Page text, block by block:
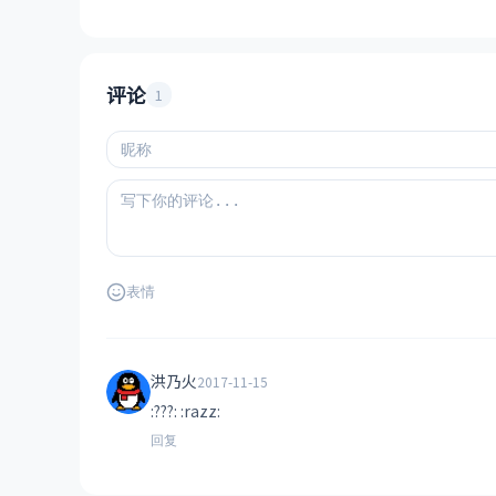
评论 1
表情
洪乃火2017-11-15
:???: :razz:
回复